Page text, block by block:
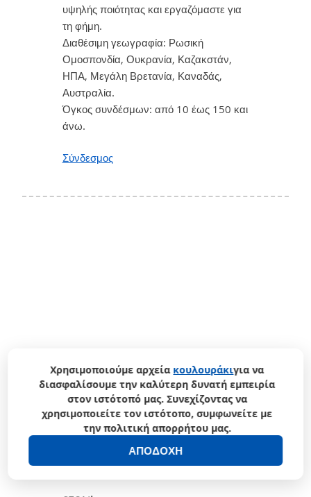
υψηλής ποιότητας και εργαζόμαστε για
τη φήμη.
Διαθέσιμη γεωγραφία: Ρωσική
Ομοσπονδία, Ουκρανία, Καζακστάν,
ΗΠΑ, Μεγάλη Βρετανία, Καναδάς,
Αυστραλία.
Όγκος συνδέσμων: από 10 έως 150 και
άνω.
Σύνδεσμος
Χρησιμοποιούμε αρχεία κουλουράκιγια να
διασφαλίσουμε την καλύτερη δυνατή εμπειρία
στον ιστότοπό μας. Συνεχίζοντας να
χρησιμοποιείτε τον ιστότοπο, συμφωνείτε με
την πολιτική απορρήτου μας.
ΑΠΟΔΟΧΉ